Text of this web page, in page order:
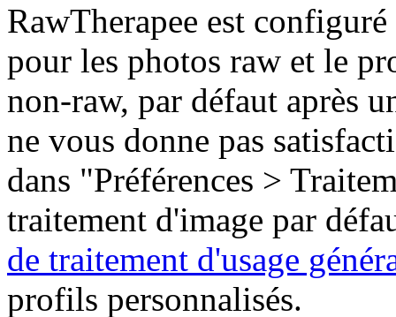
RawTherapee est
pour les photos raw et le
non-raw, par défaut après
ne vous donne pas
dans "Préférences >
traitement d'image par
de traitement d'usage
profils personnalisés.